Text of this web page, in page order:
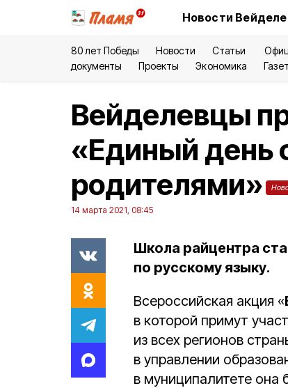
Новости
80 лет Победы Новости Статьи
документы
Проекты Экономика
Вейделевцы
«Единый день
родителями»
14 марта 2021, 08:45
Школа райцентра
по русскому языку.
Всероссийская акция «
в которой примут
из всех регионов
в управлении
в муниципалитете она